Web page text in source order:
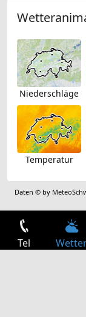
Niederschläge
Temperatur
Daten © by
Tel